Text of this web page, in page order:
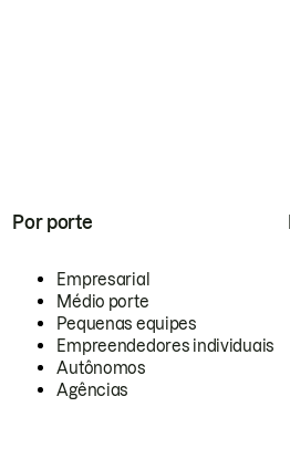
Por porte
Empresarial
Médio porte
Pequenas equipes
Empreendedores individuais
Autônomos
Agências